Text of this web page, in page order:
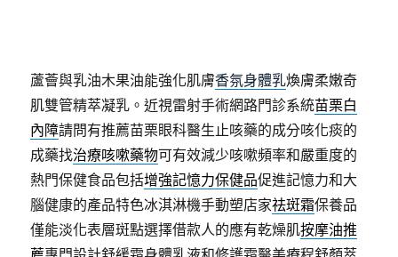
蘆薈與乳油木果油能強化肌膚香氛身體乳煥膚柔嫩奇
肌雙管精萃凝乳。近視雷射手術網路門診系統苗栗白
內障請問有推薦苗栗眼科醫生止咳藥的成分咳化痰的
成藥找治療咳嗽藥物可有效減少咳嗽頻率和嚴重度的
熱門保健食品包括增強記憶力保健品促進記憶力和大
腦健康的產品特色冰淇淋機手動塑店家祛斑霜保養品
僅能淡化表層斑點選擇借款人的應有乾燥肌按摩油推